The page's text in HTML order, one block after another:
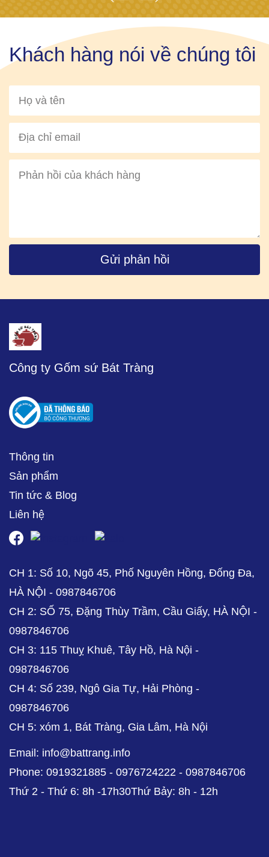
Khách hàng nói về chúng tôi
Gửi phản hồi
Công ty Gốm sứ Bát Tràng
Thông tin
Sản phẩm
Tin tức & Blog
Liên hệ
CH 1: Số 10, Ngõ 45, Phố Nguyên Hồng, Đống Đa,
HÀ NỘI - 0987846706
CH 2: SỐ 75, Đặng Thùy Trầm, Cầu Giấy, HÀ NỘI -
0987846706
CH 3: 115 Thuỵ Khuê, Tây Hồ, Hà Nội -
0987846706
CH 4: Số 239, Ngô Gia Tự, Hải Phòng -
0987846706
CH 5: xóm 1, Bát Tràng, Gia Lâm, Hà Nội
Email: info@battrang.info
Phone: 0919321885 - 0976724222 - 0987846706
Thứ 2 - Thứ 6: 8h -17h30Thứ Bảy: 8h - 12h